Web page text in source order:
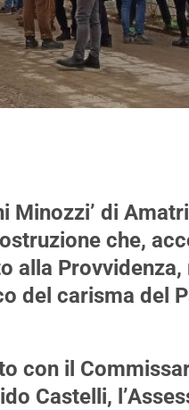
Minozzi’ di
che,
alla Provvidenza,
del carisma del
con il
Castelli,